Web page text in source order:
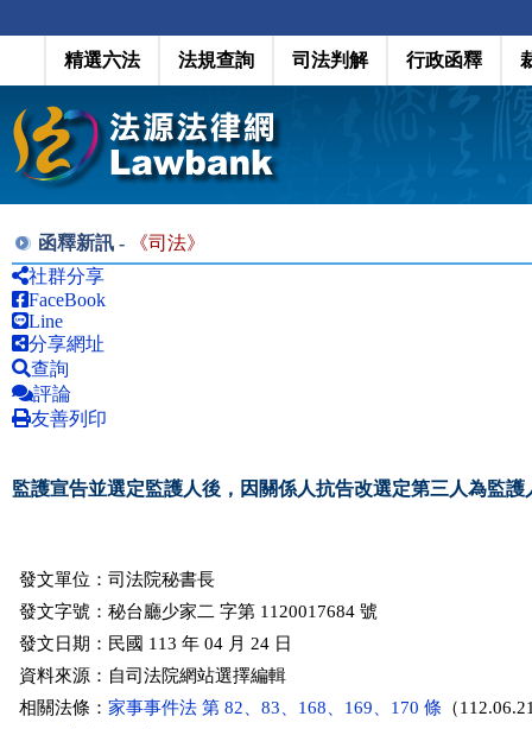
精選六法 法規查詢 司法判解 行政函釋
函釋新訊 - 《司法》
社群分享
FaceBook
Line
分享網址
查詢
評論
友善列印
監護宣告並選定監護人後，因關係人抗告改選定第三人為監護
發文單位：司法院秘書長
發文字號：秘台廳少家二 字第 1120017684 號
發文日期：民國 113 年 04 月 24 日
資料來源：自司法院網站選擇編輯
相關法條： 家事事件法 第 82、83、168、169、170 條 （